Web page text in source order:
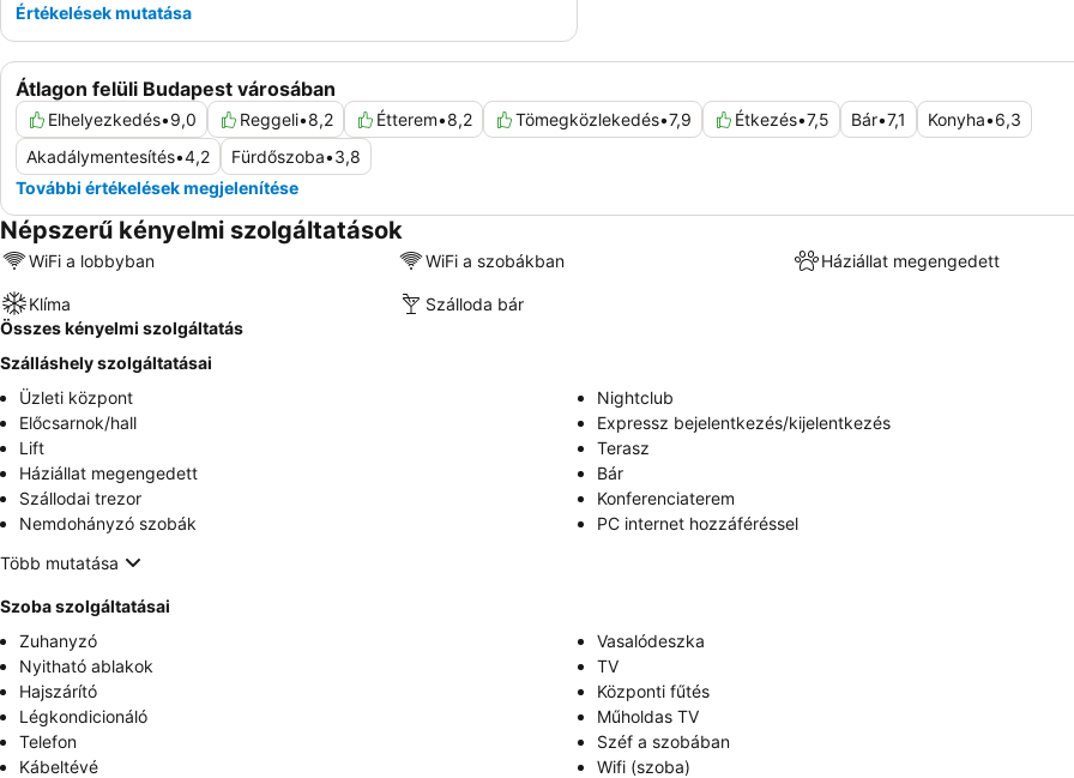
Átlagon felüli Budapest városában
Elhelyezkedés•9,0 Reggeli•8,2 Étterem•8,2 Tömegközlekedés•7,9 Étkezés•7,5 Bár•7,1 Konyha•6,3
Akadálymentesítés•4,2 Fürdőszoba•3,8
További értékelések megjelenítése
Értékelések mutatása
Népszerű kényelmi szolgáltatások
WiFi a lobbyban WiFi a szobákban Háziállat megengedett
Klíma
Szálloda bár
Összes kényelmi szolgáltatás
Szálláshely szolgáltatásai
Üzleti központ
Nightclub
Előcsarnok/hall
Expressz bejelentkezés/kijelentkezés
Lift
Terasz
Háziállat megengedett
Bár
Szállodai trezor
Konferenciaterem
Nemdohányzó szobák
PC internet hozzáféréssel
Több mutatása
Szoba szolgáltatásai
Zuhanyzó
Vasalódeszka
Nyitható ablakok
TV
Hajszárító
Központi fűtés
Légkondicionáló
Műholdas TV
Telefon
Széf a szobában
Kábeltévé
Wifi (szoba)